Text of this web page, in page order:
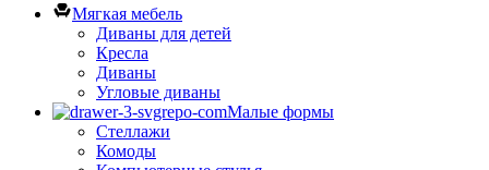
Мягкая мебель
Диваны для детей
Кресла
Диваны
Угловые диваны
Малые формы
Стеллажи
Комоды